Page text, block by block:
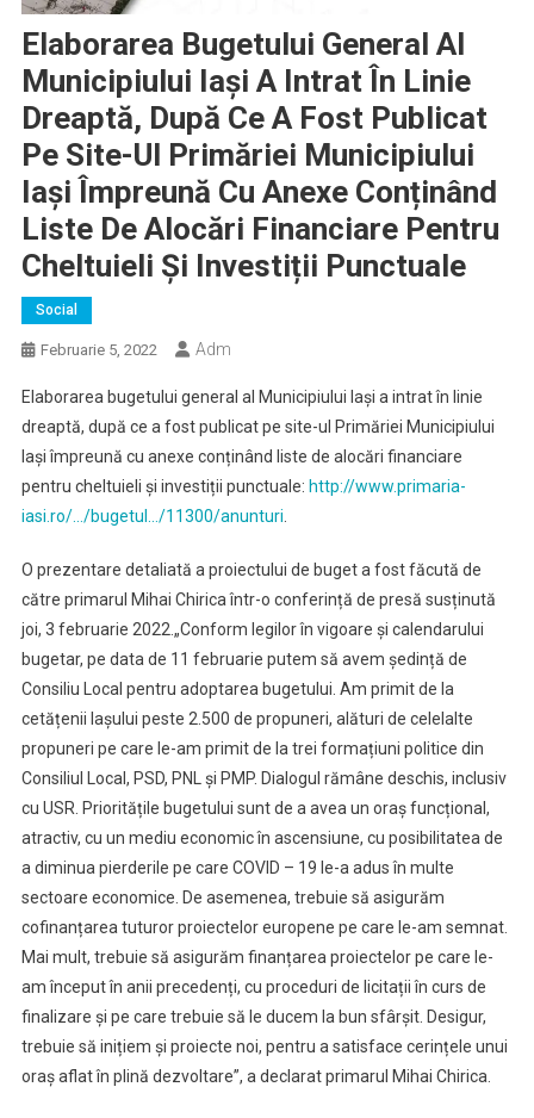
Elaborarea Bugetului General Al
Municipiului Iași A Intrat În Linie
Dreaptă, După Ce A Fost Publicat
Pe Site-Ul Primăriei Municipiului
Iași Împreună Cu Anexe Conținând
Liste De Alocări Financiare Pentru
Cheltuieli Și Investiții Punctuale
Social
Februarie 5, 2022 Adm
Elaborarea bugetului general al Municipiului Iași a intrat în linie
dreaptă, după ce a fost publicat pe site-ul Primăriei Municipiului
Iași împreună cu anexe conținând liste de alocări financiare
pentru cheltuieli și investiții punctuale: http://www.primaria-
iasi.ro/…/bugetul…/11300/anunturi
O prezentare detaliată a proiectului de buget a fost făcută de
către primarul Mihai Chirica într-o conferință de presă susținută
joi, 3 februarie 2022.„Conform legilor în vigoare și calendarului
bugetar, pe data de 11 februarie putem să avem ședință de
Consiliu Local pentru adoptarea bugetului. Am primit de la
cetățenii Iașului peste 2.500 de propuneri, alături de celelalte
propuneri pe care le-am primit de la trei formațiuni politice din
Consiliul Local, PSD, PNL și PMP. Dialogul rămâne deschis, inclusiv
cu USR. Prioritățile bugetului sunt de a avea un oraș funcțional,
atractiv, cu un mediu economic în ascensiune, cu posibilitatea de
a diminua pierderile pe care COVID – 19 le-a adus în multe
sectoare economice. De asemenea, trebuie să asigurăm
cofinanțarea tuturor proiectelor europene pe care le-am semnat.
Mai mult, trebuie să asigurăm finanțarea proiectelor pe care le-
am început în anii precedenți, cu proceduri de licitații în curs de
finalizare și pe care trebuie să le ducem la bun sfârșit. Desigur,
trebuie să inițiem și proiecte noi, pentru a satisface cerințele unui
oraș aflat în plină dezvoltare”, a declarat primarul Mihai Chirica.